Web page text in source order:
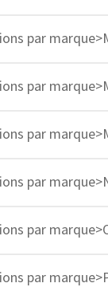
par
par
par
par
par
par